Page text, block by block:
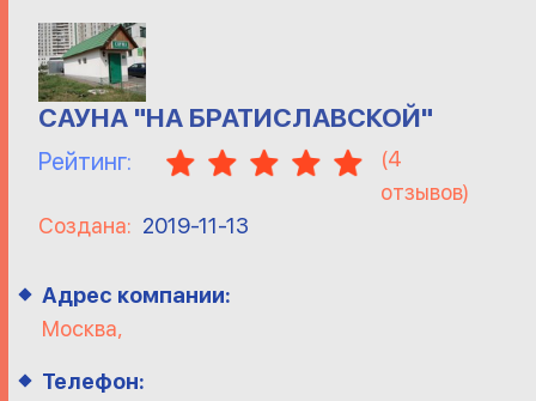
САУНА "НА БРАТИСЛАВСКОЙ"
Рейтинг: (4
отзывов)
Создана: 2019-11-13
Адрес компании:
Москва,
Телефон: